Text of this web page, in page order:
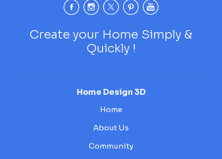
Create your Home Simply &
Quickly !
Home Design 3D
Home
About Us
Community